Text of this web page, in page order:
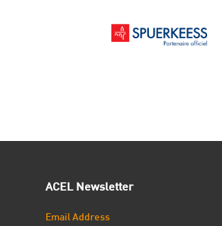
ACEL Newsletter
Email Address